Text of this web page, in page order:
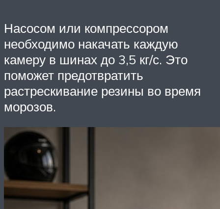
Насосом или компрессором
необходимо накачать каждую
камеру в шинах до 3,5 кг/с. Это
поможет предотвратить
растрескивание резины во время
морозов.